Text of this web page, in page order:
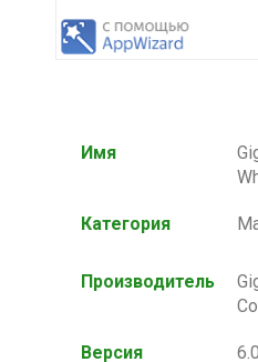
Имя
Категория
Производитель
Версия